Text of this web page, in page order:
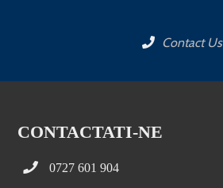
Contact Us
CONTACTATI-NE
0727 601 904